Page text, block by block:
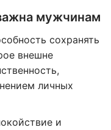
мужчинам
сохранять
внешне
личных
и